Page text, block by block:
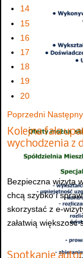
14
15
16
17
18
19
20
Poprzedni Następny
Kolejna fala
wychodzenia z
Bezpieczna wizyta
chcą szybko i
skorzystać z e-
załatwią większość